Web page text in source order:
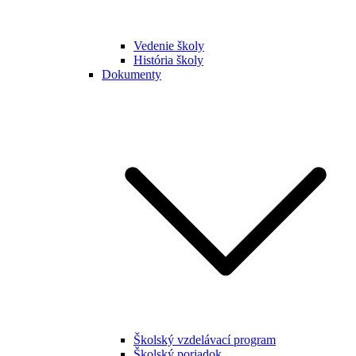
Vedenie školy
História školy
Dokumenty
Školský vzdelávací program